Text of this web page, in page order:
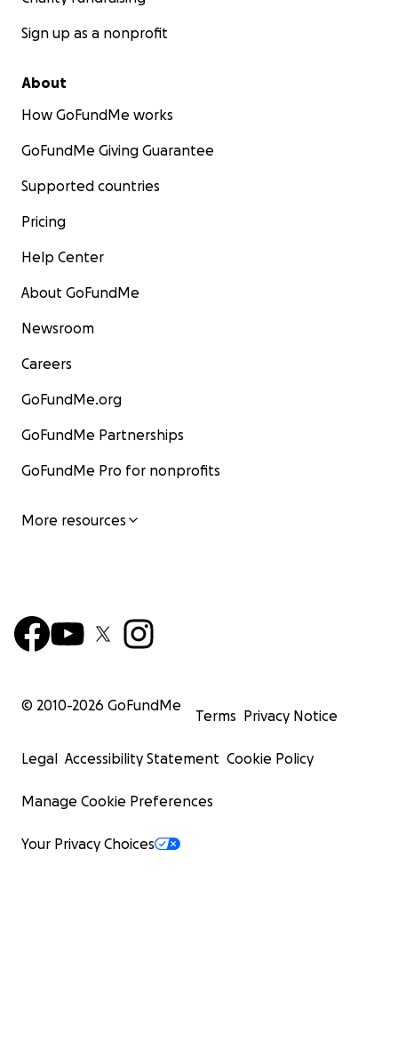
vende frutta, verdura e carbone.
Questa invece è Nolen che come Jane ha aperto una
Sign up as a nonprofit
About
How GoFundMe works
GoFundMe Giving Guarantee
Supported countries
Pricing
Help Center
About GoFundMe
Newsroom
Careers
GoFundMe.org
GoFundMe Partnerships
GoFundMe Pro for nonprofits
More resources
© 2010-2026 GoFundMe
Terms Privacy Notice
Legal Accessibility Statement Cookie Policy
Manage Cookie Preferences
Your Privacy Choices